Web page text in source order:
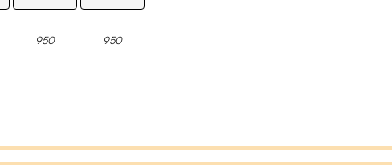
950 950